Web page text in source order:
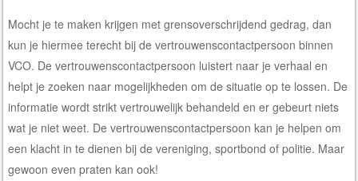
Mocht je te maken krijgen met grensoverschrijdend gedrag, dan
kun je hiermee terecht bij de vertrouwenscontactpersoon binnen
VCO. De vertrouwenscontactpersoon luistert naar je verhaal en
helpt je zoeken naar mogelijkheden om de situatie op te lossen. De
informatie wordt strikt vertrouwelijk behandeld en er gebeurt niets
wat je niet weet. De vertrouwenscontactpersoon kan je helpen om
een klacht in te dienen bij de vereniging, sportbond of politie. Maar
gewoon even praten kan ook!